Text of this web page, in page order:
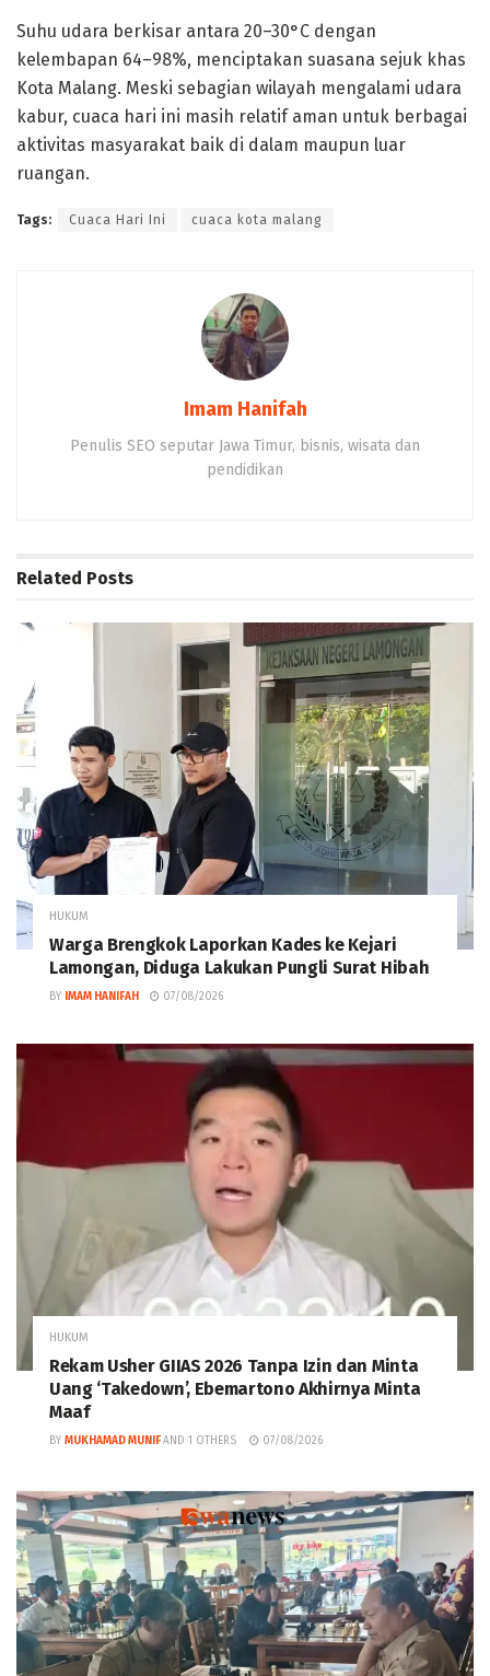
Suhu udara berkisar antara 20–30°C dengan
kelembapan 64–98%, menciptakan suasana sejuk khas
Kota Malang. Meski sebagian wilayah mengalami udara
kabur, cuaca hari ini masih relatif aman untuk berbagai
aktivitas masyarakat baik di dalam maupun luar
ruangan.
Tags: Cuaca Hari Ini cuaca kota malang
Imam Hanifah
Penulis SEO seputar Jawa Timur, bisnis, wisata dan
pendidikan
Related Posts
HUKUM
Warga Brengkok Laporkan Kades ke Kejari
Lamongan, Diduga Lakukan Pungli Surat Hibah
BY IMAM HANIFAH 07/08/2026
HUKUM
Rekam Usher GIIAS 2026 Tanpa Izin dan Minta
Uang ‘Takedown’, Ebemartono Akhirnya Minta
Maaf
BY MUKHAMAD MUNIF AND 1 OTHERS 07/08/2026